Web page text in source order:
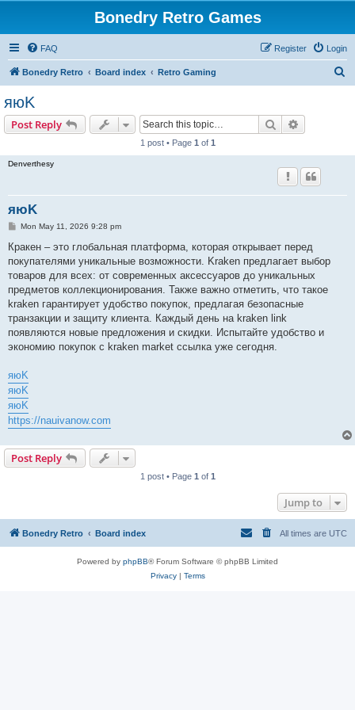
Bonedry Retro Games
FAQ Login
Register
Bonedry Retro Board index Retro Gaming
яюK
Post Reply Search
1 post • Page 1 of 1
Denverthesy
яюK
P
s
Mon May 11, 2026 9:28 pm
Кракен – это глобальная платформа, которая открывает перед
покупателями уникальные возможности. Kraken предлагает выбор
товаров для всех: от современных аксессуаров до уникальных
предметов коллекционирования. Также важно отметить, что такое
kraken гарантирует удобство покупок, предлагая безопасные
транзакции и защиту клиента. Каждый день на kraken link
появляются новые предложения и скидки. Испытайте удобство и
экономию покупок с kraken market ссылка уже сегодня.
яюK
яюK
яюK
https://nauivanow.com
Post Reply
1 post • Page 1 of 1
Jump to
Bonedry Retro Board index All times are UTC
Powered by phpBB® Forum Software © phpBB Limited
Privacy| Terms